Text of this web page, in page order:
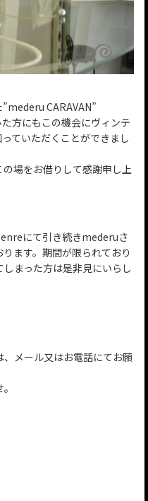
CARAVAN”
方にもこの機会にヴィンテ
ていただくことができまし
場をお借りして感謝申し上
にて引き続きmederuさ
ます。期間が限られており
まった方は是非見にいらし
メール又はお電話にてお願